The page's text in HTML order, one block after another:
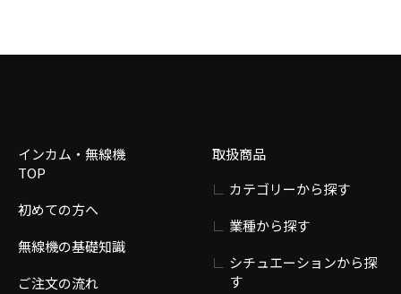
インカム・無線機
TOP
初めての方へ
無線機の基礎知識
ご注文の流れ
取扱商品
カテゴリーから探す
業種から探す
シチュエーションから探
す